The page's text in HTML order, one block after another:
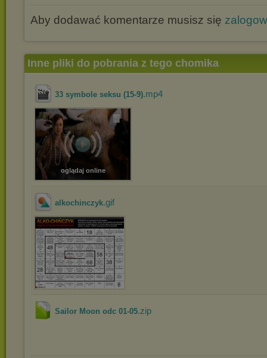
Aby dodawać komentarze musisz się
Inne pliki do pobrania z tego chomika
33 symbole seksu (15-9).mp4
oglądaj online
alkochinczyk.gif
Sailor Moon odc 01-05.zip